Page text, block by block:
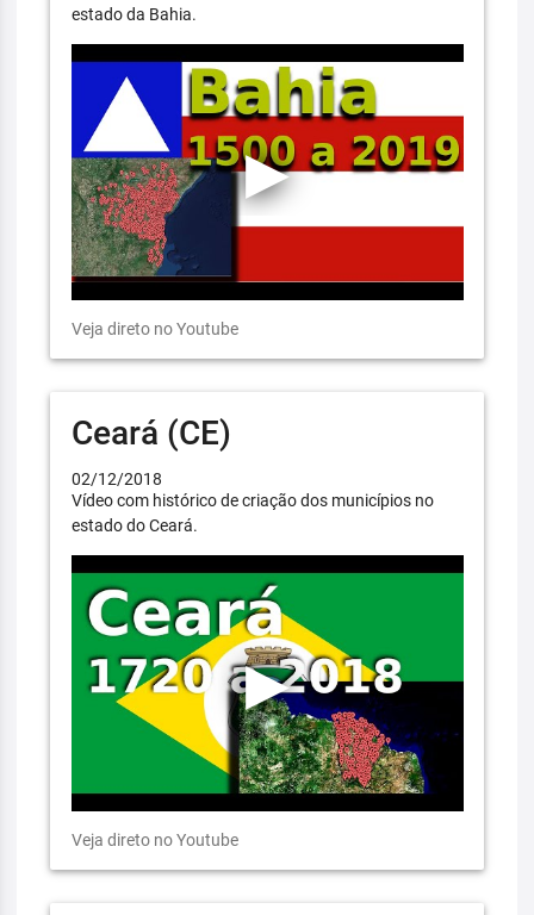
estado da Bahia.
Veja direto no Youtube
Ceará (CE)
02/12/2018
Vídeo com histórico de criação dos municípios no
estado do Ceará.
Veja direto no Youtube